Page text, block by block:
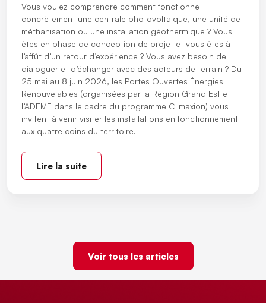
Vous voulez comprendre comment fonctionne
concrètement une centrale photovoltaïque, une unité de
méthanisation ou une installation géothermique ? Vous
êtes en phase de conception de projet et vous êtes à
l’affût d’un retour d’expérience ? Vous avez besoin de
dialoguer et d’échanger avec des acteurs de terrain ? Du
25 mai au 8 juin 2026, les Portes Ouvertes Énergies
Renouvelables (organisées par la Région Grand Est et
l’ADEME dans le cadre du programme Climaxion) vous
invitent à venir visiter les installations en fonctionnement
aux quatre coins du territoire.
Lire la suite
Voir tous les articles